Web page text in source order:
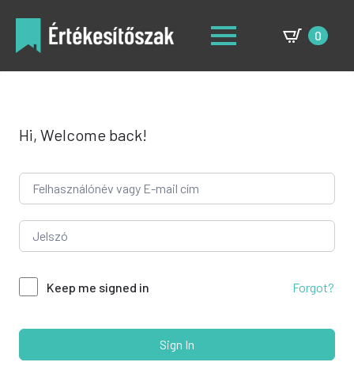
0
Hi, Welcome back!
Keep me signed in Forgot?
Sign In